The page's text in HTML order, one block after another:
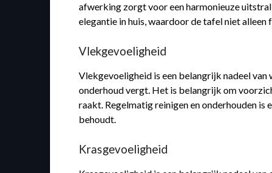
afwerking zorgt voor een harmonieuze
elegantie in huis, waardoor de tafel niet
Vlekgevoeligheid
Vlekgevoeligheid is een belangrijk nadeel
onderhoud vergt. Het is belangrijk om
raakt. Regelmatig reinigen en onderhouden
behoudt.
Krasgevoeligheid